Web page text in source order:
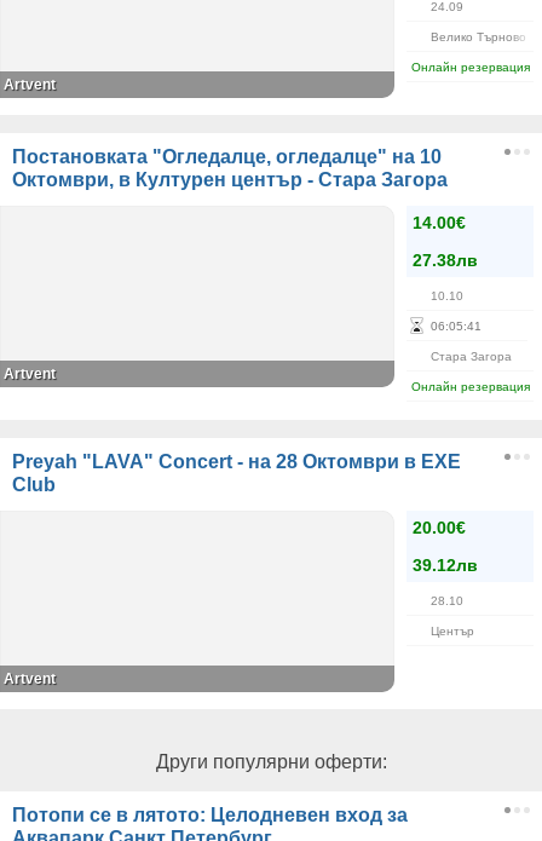
24.09
Велико Търново
Онлайн резервация
Artvent
Постановката "Огледалце, огледалце" на 10
Октомври, в Културен център - Стара Загора
14.00€
27.38лв
10.10
06:05:41
Стара Загора
Онлайн резервация
Artvent
Preyah "LAVA" Concert - на 28 Октомври в EXE
Club
20.00€
39.12лв
28.10
Център
Artvent
Други популярни оферти:
Потопи се в лятото: Целодневен вход за